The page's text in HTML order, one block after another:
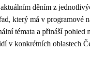
děním z
který má v programové
témata a přináší pohled
v konkrétních oblastech